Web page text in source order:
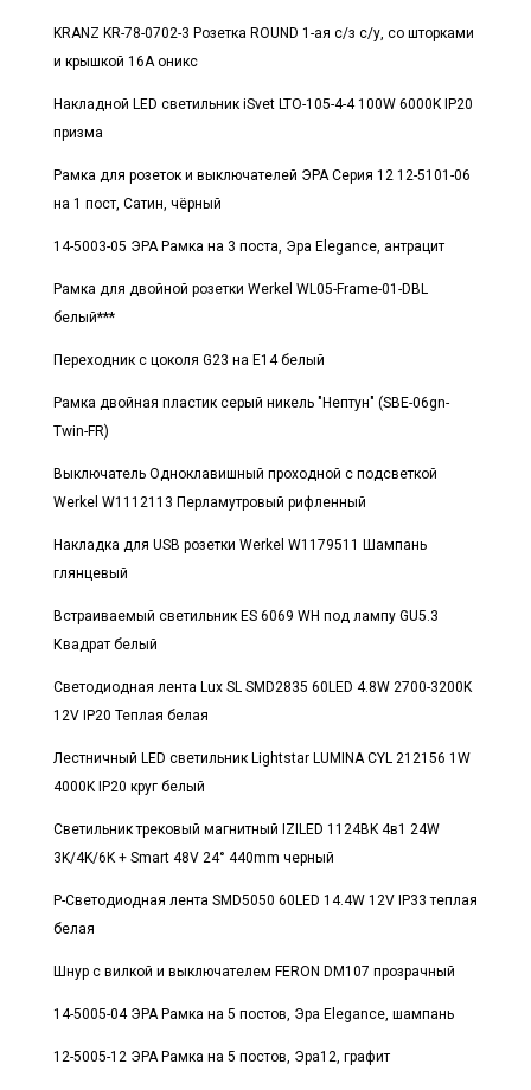
KRANZ KR-78-0702-3 Розетка ROUND 1-ая с/з с/у, со шторками
и крышкой 16А оникс
Накладной LED светильник iSvet LTO-105-4-4 100W 6000K IP20
призма
Рамка для розеток и выключателей ЭРА Серия 12 12-5101-06
на 1 пост, Сатин, чёрный
14-5003-05 ЭРА Рамка на 3 поста, Эра Elegance, антрацит
Рамка для двойной розетки Werkel WL05-Frame-01-DBL
белый***
Переходник с цоколя G23 на E14 белый
Рамка двойная пластик серый никель "Нептун" (SBE-06gn-
Twin-FR)
Выключатель Одноклавишный проходной с подсветкой
Werkel W1112113 Перламутровый рифленный
Накладка для USB розетки Werkel W1179511 Шампань
глянцевый
Встраиваемый светильник ES 6069 WH под лампу GU5.3
Квадрат белый
Светодиодная лента Lux SL SMD2835 60LED 4.8W 2700-3200K
12V IP20 Теплая белая
Лестничный LED светильник Lightstar LUMINA CYL 212156 1W
4000K IP20 круг белый
Светильник трековый магнитный IZILED 1124BK 4в1 24W
3K/4K/6K + Smart 48V 24° 440mm черный
Р-Светодиодная лента SMD5050 60LED 14.4W 12V IP33 теплая
белая
Шнур с вилкой и выключателем FERON DM107 прозрачный
14-5005-04 ЭРА Рамка на 5 постов, Эра Elegance, шампань
12-5005-12 ЭРА Рамка на 5 постов, Эра12, графит